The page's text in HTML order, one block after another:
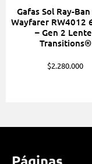
Gafas Sol Ray-
Wayfarer RW4012
– Gen 2
Transitions®
$2.280.000